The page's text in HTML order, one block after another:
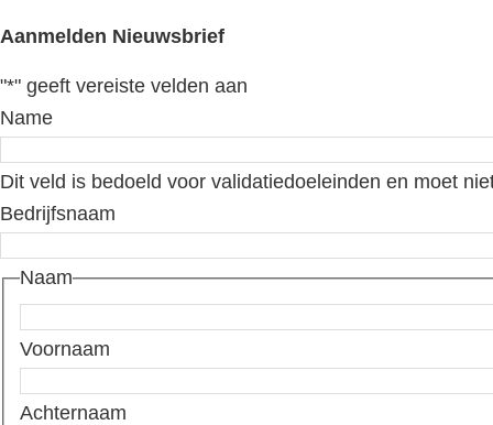
Aanmelden Nieuwsbrief
"*" geeft vereiste velden aan
Name
Dit veld is bedoeld voor validatiedoeleinden en moet
Bedrijfsnaam
Naam
Voornaam
Achternaam